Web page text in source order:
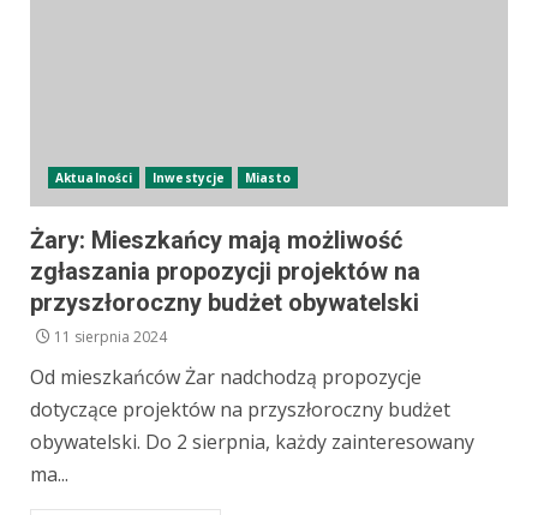
Aktualności Inwestycje Miasto
Żary: Mieszkańcy mają możliwość
zgłaszania propozycji projektów na
przyszłoroczny budżet obywatelski
11 sierpnia 2024
Od mieszkańców Żar nadchodzą propozycje
dotyczące projektów na przyszłoroczny budżet
obywatelski. Do 2 sierpnia, każdy zainteresowany
ma...